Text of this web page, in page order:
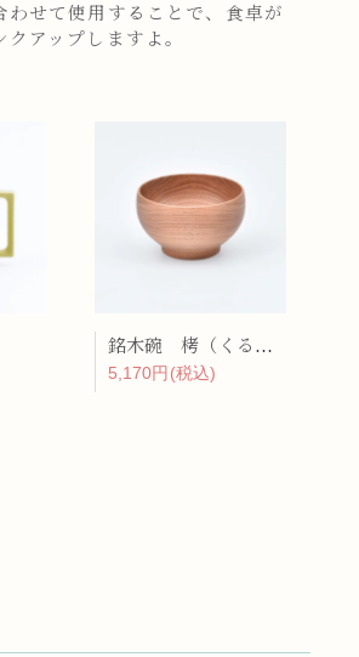
わせて使用することで、食卓が
クアップしますよ。
銘木碗 栲（くるみ）
5,170円(税込)